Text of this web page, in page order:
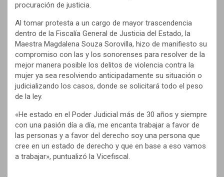
procuración de justicia.
Al tomar protesta a un cargo de mayor trascendencia
dentro de la Fiscalía General de Justicia del Estado, la
Maestra Magdalena Souza Sorovilla, hizo de manifiesto su
compromiso con las y los sonorenses para resolver de la
mejor manera posible los delitos de violencia contra la
mujer ya sea resolviendo anticipadamente su situación o
judicializando los casos, donde se solicitará todo el peso
de la ley.
«He estado en el Poder Judicial más de 30 años y siempre
con una pasión día a día, me encanta trabajar a favor de
las personas y a favor del derecho soy una persona que
cree en un estado de derecho y que en base a eso vamos
a trabajar», puntualizó la Vicefiscal.